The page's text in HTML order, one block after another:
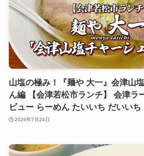
山塩の極み！『麺や 大一』会津山
ん編 【会津若松市ランチ】 会津ラ
ビュー らーめん たいいち だいいち
2026年7月24日